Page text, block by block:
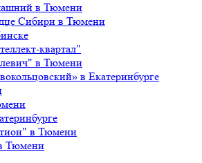
в Тюмени
Сибири в Тюмени
квартал"
в Тюмени
в Екатеринбурге
в Тюмени
Тюмени